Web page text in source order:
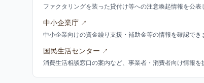
ファクタリングを装った貸付け等への注意喚起情報を公
中小企業庁 ↗
中小企業向けの資金繰り支援・補助金等の情報を確認でき
国民生活センター ↗
消費生活相談窓口の案内など、事業者・消費者向け情報を